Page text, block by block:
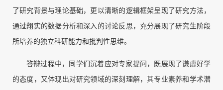
了研究背景与理论基础，更以清晰的逻辑框架呈现了研究方法，
通过翔实的数据分析和深入的讨论反思，充分展现了研究生阶段
所培养的独立科研能力和批判性思维。
答辩过程中，同学们沉着应对专家提问，既展现了谦虚好学
的态度，又体现出对研究领域的深刻理解，其专业素养和学术潜